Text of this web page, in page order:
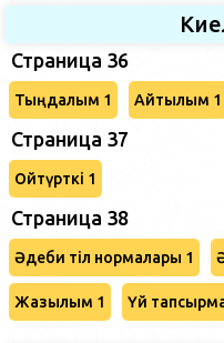
Страница 36
Тыңдалым 1 Айтылым 1
Страница 37
Ойтүрткі 1
Страница 38
Әдеби тіл нормалары 1
Жазылым 1 Үй